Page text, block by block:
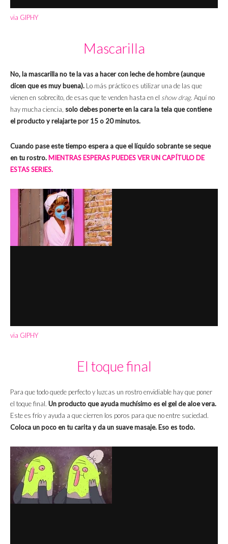
via GIPHY
Mascarilla
No, la mascarilla no te la vas a hacer con leche de hombre (aunque
dicen que es muy buena). Lo más práctico es utilizar una de las que
vienen en sobrecito, de esas que te venden hasta en el show drag. Aquí no
hay mucha ciencia, solo debes ponerte en la cara la tela que contiene
el producto y relajarte por 15 o 20 minutos.
Cuando pase este tiempo espera a que el líquido sobrante se seque
en tu rostro. MIENTRAS ESPERAS PUEDES VER UN CAPÍTULO DE
ESTAS SERIES.
via GIPHY
El toque final
Para que todo quede perfecto y luzcas un rostro envidiable hay que poner
el toque final. Un producto que ayuda muchísimo es el gel de aloe vera.
Este es frío y ayuda a que cierren los poros para que no entre suciedad.
Coloca un poco en tu carita y da un suave masaje. Eso es todo.